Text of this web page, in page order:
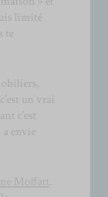
limité
te
un vrai
c’est
a envie
Moffatt.